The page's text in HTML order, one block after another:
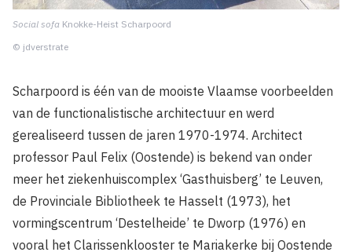
Social sofa Knokke-Heist Scharpoord
© jdverstrate
Scharpoord is één van de mooiste Vlaamse voorbeelden
van de functionalistische architectuur en werd
gerealiseerd tussen de jaren 1970-1974. Architect
professor Paul Felix (Oostende) is bekend van onder
meer het ziekenhuiscomplex ‘Gasthuisberg’ te Leuven,
de Provinciale Bibliotheek te Hasselt (1973), het
vormingscentrum ‘Destelheide’ te Dworp (1976) en
vooral het Clarissenklooster te Mariakerke bij Oostende